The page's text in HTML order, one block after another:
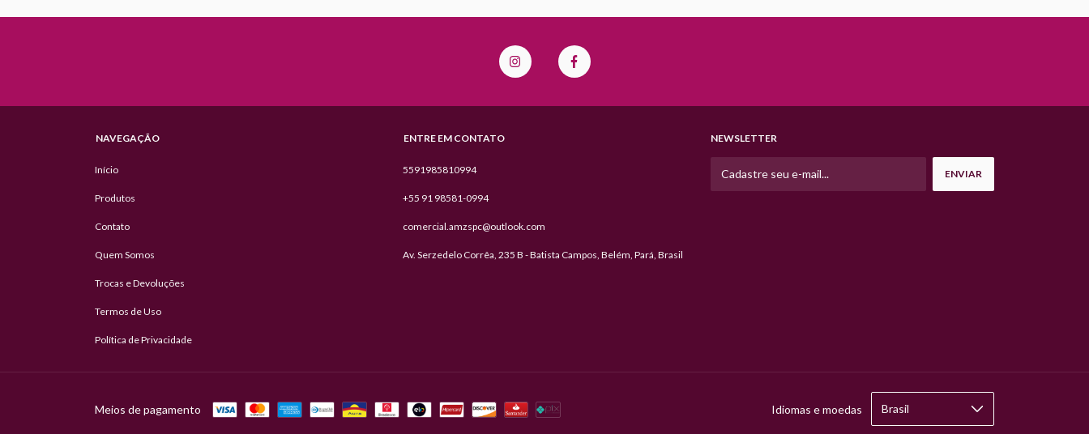
NAVEGAÇÃO
Início
Produtos
Contato
Quem Somos
Trocas e Devoluções
Termos de Uso
Política de Privacidade
ENTRE EM CONTATO
5591985810994
+55 91 98581-0994
comercial.amzspc@outlook.com
Av. Serzedelo Corrêa, 235 B - Batista Campos, Belém, Pará, Brasil
NEWSLETTER
Meios de pagamento Idiomas e moedas